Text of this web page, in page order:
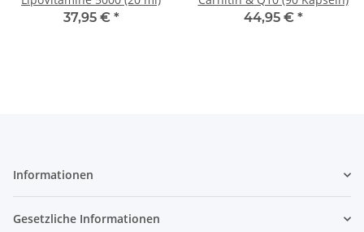
37,95 € *
44,95 € *
Informationen
Gesetzliche Informationen